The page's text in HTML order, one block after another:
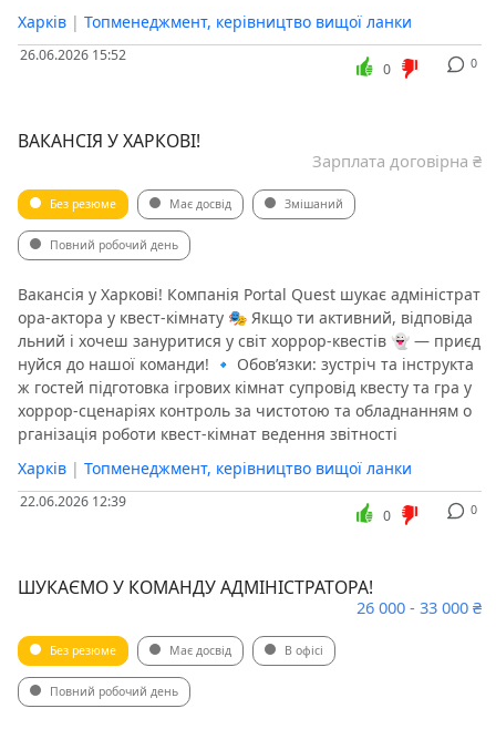
Харків | Топменеджмент, керівництво вищої ланки
26.06.2026 15:52 0
0
ВАКАНСІЯ У ХАРКОВІ!
Зарплата договірна ₴
Без резюме Має досвід Змішаний
Повний робочий день
Вакансія у Харкові! Компанія Portal Quest шукає адміністрат
ора-актора у квест-кімнату 🎭 Якщо ти активний, відповіда
льний і хочеш зануритися у світ хоррор-квестів 👻 — приєд
нуйся до нашої команди! 🔹 Обов’язки: зустріч та інструкта
ж гостей підготовка ігрових кімнат супровід квесту та гра у
хоррор-сценаріях контроль за чистотою та обладнанням о
рганізація роботи квест-кімнат ведення звітності
Харків | Топменеджмент, керівництво вищої ланки
22.06.2026 12:39 0
0
ШУКАЄМО У КОМАНДУ АДМІНІСТРАТОРА!
26 000 - 33 000 ₴
Без резюме Має досвід В офісі
Повний робочий день